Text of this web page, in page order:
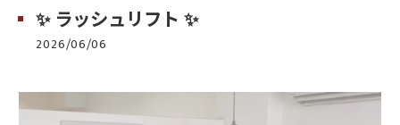
✨️ ラッシュリフト ✨️
2026/06/06